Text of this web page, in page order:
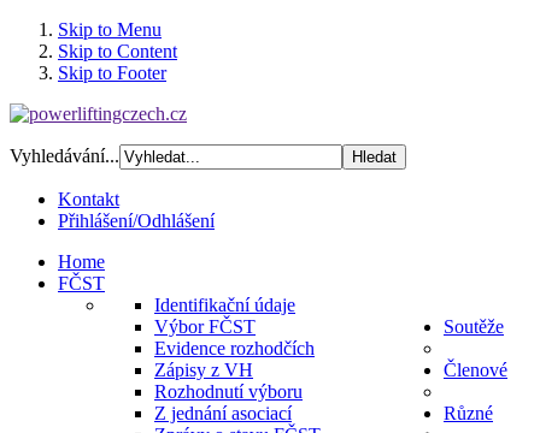
Skip to Menu
Skip to Content
Skip to Footer
Vyhledávání...
Kontakt
Přihlášení/Odhlášení
Home
FČST
Identifikační údaje
Výbor FČST
Evidence rozhodčích
Zápisy z VH
Rozhodnutí výboru
Z jednání asociací
Soutěže
Členové
Různé